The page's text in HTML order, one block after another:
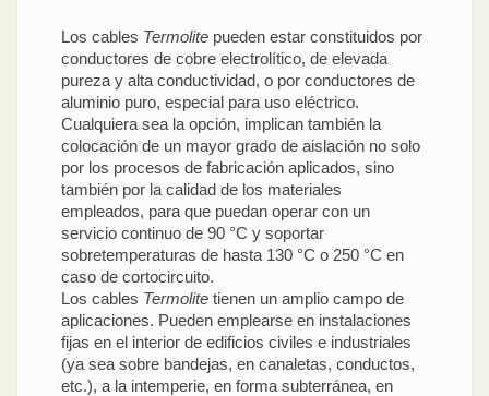
Los cables Termolite pueden estar constituidos por
conductores de cobre electrolítico, de elevada
pureza y alta conductividad, o por conductores de
aluminio puro, especial para uso eléctrico.
Cualquiera sea la opción, implican también la
colocación de un mayor grado de aislación no solo
por los procesos de fabricación aplicados, sino
también por la calidad de los materiales
empleados, para que puedan operar con un
servicio continuo de 90 °C y soportar
sobretemperaturas de hasta 130 °C o 250 °C en
caso de cortocircuito.
Los cables Termolite tienen un amplio campo de
aplicaciones. Pueden emplearse en instalaciones
fijas en el interior de edificios civiles e industriales
(ya sea sobre bandejas, en canaletas, conductos,
etc.), a la intemperie, en forma subterránea, en